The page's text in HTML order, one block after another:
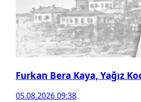
Furkan Bera Kaya, Yağız
05.08.2026 09:38